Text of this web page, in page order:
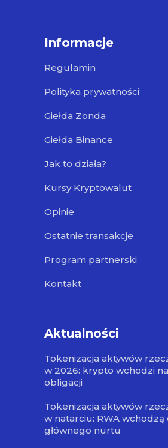
Informacje
Regulamin
Polityka prywatności
Giełda Zonda
Giełda Binance
Jak to działa?
Kursy Kryptowalut
Opinie
Ostatnie transakcje
Program partnerski
Kontakt
Aktualności
Tokenizacja aktywów
w 2026: krypto wchodzi
obligacji
Tokenizacja aktywów
w natarciu: RWA wchodzą
głównego nurtu